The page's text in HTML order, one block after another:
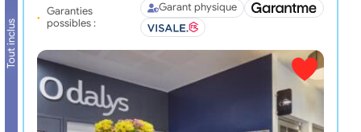
Tout inclus
Garanties
possibles :
Garant physique